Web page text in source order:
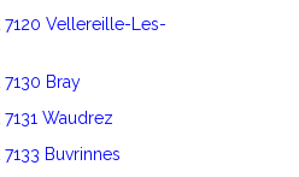
Vellereille-Les-
Bray
Waudrez
Buvrinnes